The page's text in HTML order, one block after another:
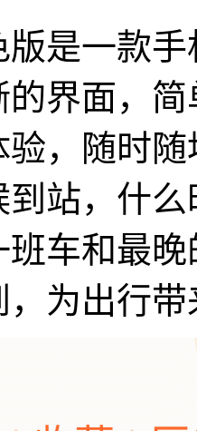
版是一款
界面，
验，随时
到站，什
车和最
，为出行